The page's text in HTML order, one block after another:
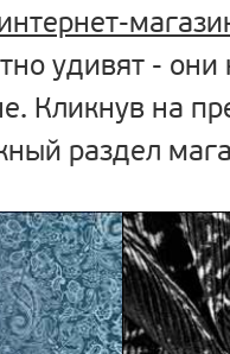
удивят -
Кликнув на
раздел